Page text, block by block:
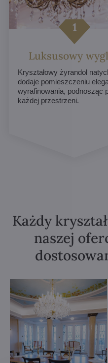
Luksusowy
Kryształowy żyrandol
dodaje pomieszczeniu
wyrafinowania, podnosząc
każdej przestrzeni.
Każdy
naszej